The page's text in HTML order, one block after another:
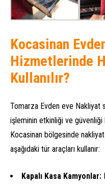
Kocasinan
Hizmetlerinde
Kullanılır?
Tomarza Evden eve Nakliyat
işleminin etkinliği ve güvenliği
Kocasinan bölgesinde
aşağıdaki tür araçları kullanır:
Kapalı Kasa Kamyonlar: